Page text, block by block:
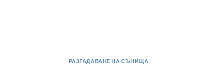
РАЗГАДАВАНЕ НА СЪНИЩА